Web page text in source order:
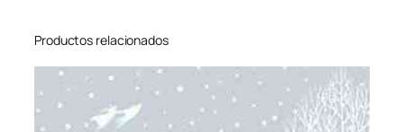
t
i
d
a
Productos relacionados